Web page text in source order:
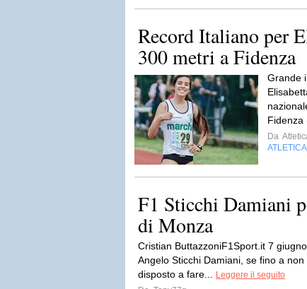
Record Italiano per
300 metri a Fidenza
Grande
Fidenza
Da
ATLETICA
F1 Sticchi Damiani
di Monza
Cristian ButtazzoniF1Sport.it 7
Angelo Sticchi Damiani, se fino a
disposto a fare...
Leggere il seguito